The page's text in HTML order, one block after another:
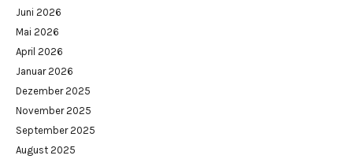
Juni 2026
Mai 2026
April 2026
Januar 2026
Dezember 2025
November 2025
September 2025
August 2025